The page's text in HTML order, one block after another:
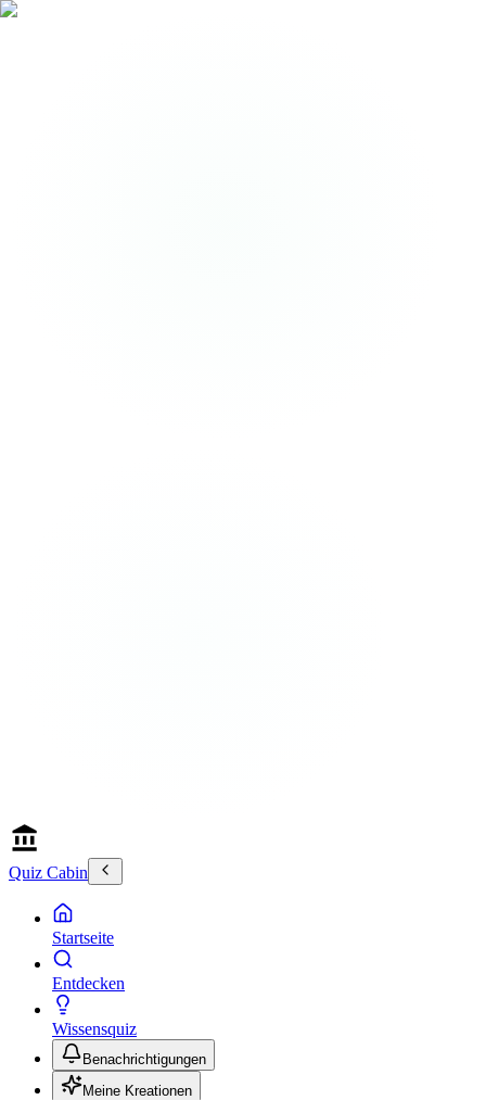
Quiz Cabin
Startseite
Entdecken
Wissensquiz
Benachrichtigungen
Meine Kreationen